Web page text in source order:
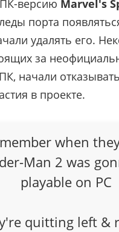
версию Marvel's
порта
удалять его.
за
начали
в проекте.
when
Man 2 was
playable on PC
quitting left &